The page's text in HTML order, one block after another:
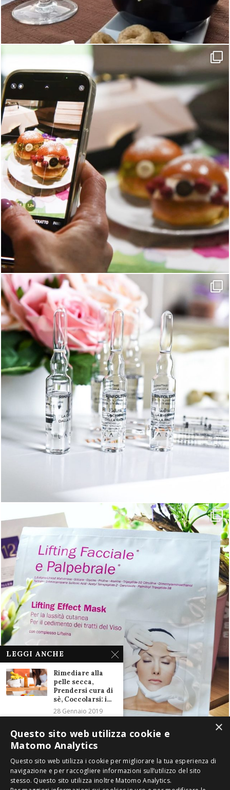
LEGGI ANCHE
Rimediare alla
pelle secca,
Prendersi cura di
sè, Coccolarsi: i...
28 Gennaio 2019
Crema Contorno
Occhi Antirughe
Jurlique. La
Potenza della
Natura negli...
12 Marzo 2017
×
Questo sito web utilizza cookie e
Matomo Analytics
Questo sito web utilizza i cookie per migliorare la tua esperienza di
navigazione e per raccogliere informazioni sull’utilizzo del sito
stesso. Questo sito utilizza inoltre Matomo Analytics.